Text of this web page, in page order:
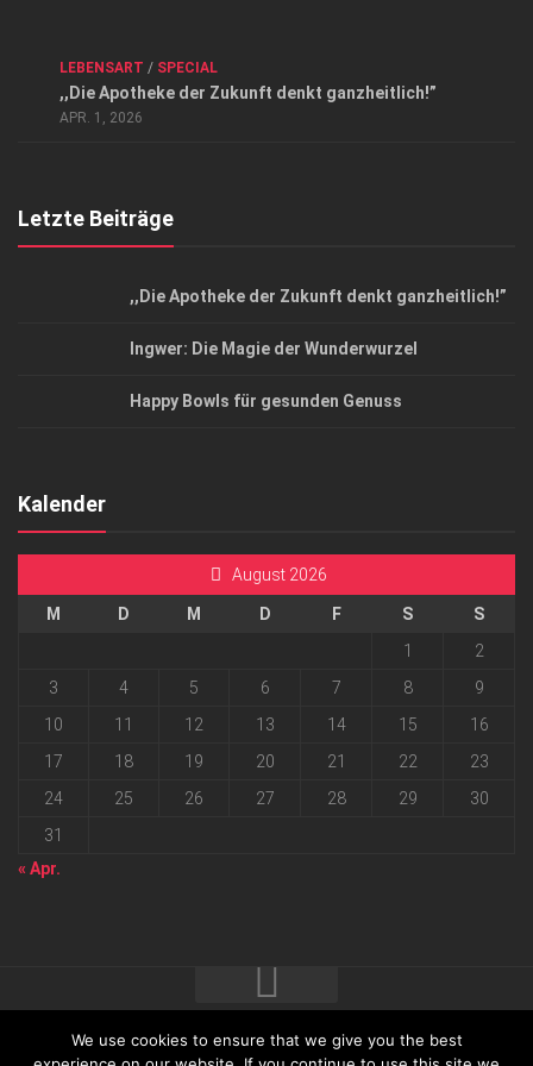
Datenschutzerklärung
Top Magazin Dresden / Ostsachsen
LEBENSART / SPECIAL
,,Die Apotheke der Zukunft denkt ganzheitlich!”
APR. 1, 2026
Letzte Beiträge
,,Die Apotheke der Zukunft denkt ganzheitlich!”
Ingwer: Die Magie der Wunderwurzel
Happy Bowls für gesunden Genuss
Kalender
August 2026
M D M D F S
S
1
2
3
4 5 6 7 8
9
10
11 12 13 14 15
16
17
18 19 20 21 22
23
24
25 26 27 28 29
30
31
« Apr.
We use cookies to ensure that we give you the best